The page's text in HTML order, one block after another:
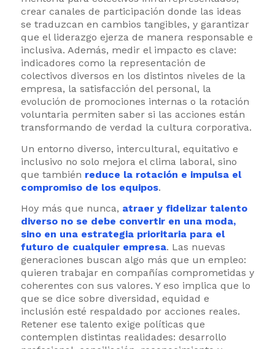
crear canales de participación donde las ideas
se traduzcan en cambios tangibles, y garantizar
que el liderazgo ejerza de manera responsable e
inclusiva. Además, medir el impacto es clave:
indicadores como la representación de
colectivos diversos en los distintos niveles de la
empresa, la satisfacción del personal, la
evolución de promociones internas o la rotación
voluntaria permiten saber si las acciones están
transformando de verdad la cultura corporativa.
Un entorno diverso, intercultural, equitativo e
inclusivo no solo mejora el clima laboral, sino
que también reduce la rotación e impulsa el
compromiso de los equipos.
Hoy más que nunca, atraer y fidelizar talento
diverso no se debe convertir en una moda,
sino en una estrategia prioritaria para el
futuro de cualquier empresa. Las nuevas
generaciones buscan algo más que un empleo:
quieren trabajar en compañías comprometidas y
coherentes con sus valores. Y eso implica que lo
que se dice sobre diversidad, equidad e
inclusión esté respaldado por acciones reales.
Retener ese talento exige políticas que
contemplen distintas realidades: desarrollo